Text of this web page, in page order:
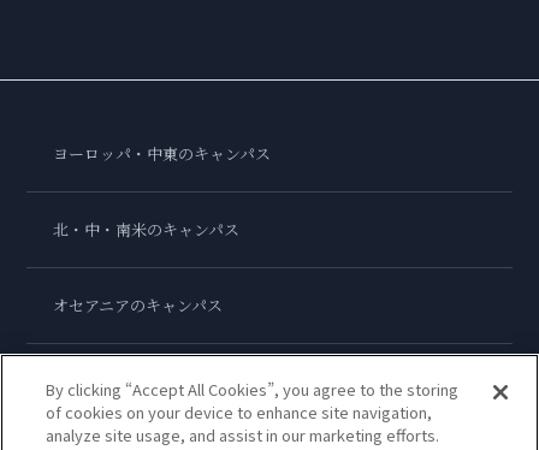
ヨーロッパ・中東のキャンパス
北・中・南米のキャンパス
オセアニアのキャンパス
アジアのキャンパス
By clicking “Accept All Cookies”, you agree to the storing
of cookies on your device to enhance site navigation,
analyze site usage, and assist in our marketing efforts.